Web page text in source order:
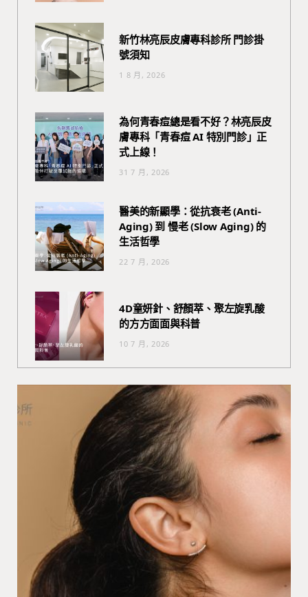
新竹林亮辰皮膚專科診所 門診掛
號須知
1 8 月, 2026
為何青春痘總是看不好？林亮辰皮
膚專科「青春痘 AI 特別門診」正
式上線！
31 7 月, 2026
醫美的新顯學：從抗衰老 (Anti-
Aging) 到 慢老 (Slow Aging) 的
生活哲學
22 7 月, 2026
4D童妍針、舒顏萃、聚左旋乳酸
的方方面面與科普
10 7 月, 2026